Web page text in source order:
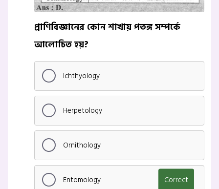
প্রাণিবিজ্ঞানের কোন শাখায় পতঙ্গ সম্পর্কে
আলোচিত হয়?
Ichthyology
Herpetology
Ornithology
Entomology Correct